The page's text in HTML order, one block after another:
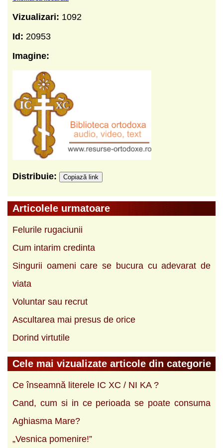
Vizualizari: 1092
Id: 20953
Imagine:
Distribuie: Copiază link
Articolele urmatoare
Felurile rugaciunii
Cum intarim credinta
Singurii oameni care se bucura cu adevarat de
viata
Voluntar sau recrut
Ascultarea mai presus de orice
Dorind virtutile
Cele mai vizualizate articole din categorie
Ce înseamnă literele IC XC / NI KA ?
Cand, cum si in ce perioada se poate consuma
Aghiasma Mare?
„Vesnica pomenire!”